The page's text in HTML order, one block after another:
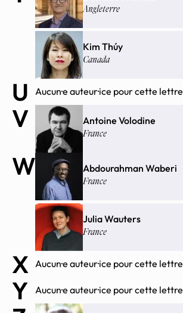
Angleterre
Kim Thúy
Canada
U Aucun·e auteur·ice pour cette lettre
V Antoine Volodine
France
W Abdourahman Waberi
France
Julia Wauters
France
X Aucun·e auteur·ice pour cette lettre
Y Aucun·e auteur·ice pour cette lettre